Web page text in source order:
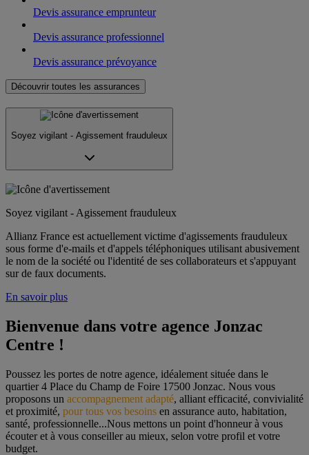
Devis assurance emprunteur
Devis assurance professionnel
Devis assurance prévoyance
Découvrir toutes les assurances
Soyez vigilant - Agissement frauduleux
Soyez vigilant - Agissement frauduleux
Allianz France est actuellement victime d'agissements frauduleux
sous forme d'e-mails et d'appels téléphoniques utilisant abusivement
le nom de la société ou l'identité de ses collaborateurs et s'appuyant
sur de faux documents.
En savoir plus
Bienvenue dans votre agence Jonzac
Centre !
Poussez les portes de notre agence, idéalement située dans le
quartier 4 Place du Champ de Foire 17500 Jonzac. Nous vous
proposons un accompagnement adapté, alliant efficacité, convivialité
et proximité, pour tous vos besoins en assurance auto, habitation,
santé, professionnelle...Nous mettons un point d'honneur à vous
écouter et à vous conseiller au mieux, selon votre profil et votre
budget.